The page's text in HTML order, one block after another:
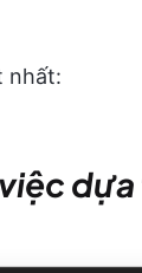
nhất: